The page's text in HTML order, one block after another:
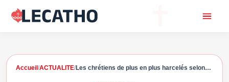
Accueil /ACTUALITE/Les chrétiens de plus en plus harcelés selon…